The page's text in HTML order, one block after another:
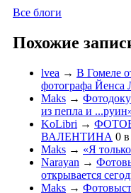
Все блоги
Похожие
lvea → В Гомеле
фотографа Йенса
Maks →
из пепла и
KoLibri →
ВАЛЕНТИНА 0 в
Maks → «Я
Narayan →
открывается
Maks →